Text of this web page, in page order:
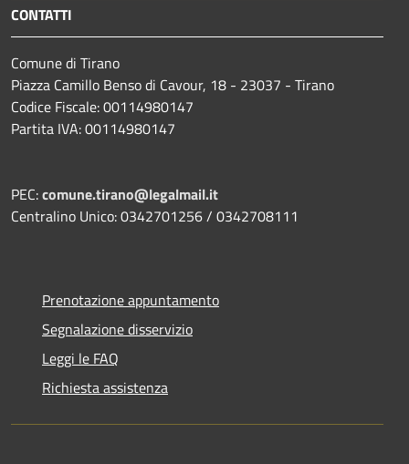
CONTATTI
Comune di Tirano
Piazza Camillo Benso di Cavour, 18 - 23037 - Tirano
Codice Fiscale: 00114980147
Partita IVA: 00114980147
PEC:comune.tirano@legalmail.it
Centralino Unico: 0342701256 / 0342708111
Prenotazione appuntamento
Segnalazione disservizio
Leggi le FAQ
Richiesta assistenza